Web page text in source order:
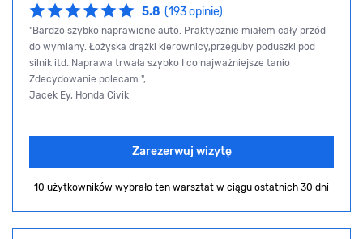
5.8 (193 opinie)
"Bardzo szybko naprawione auto. Praktycznie miałem cały przód
do wymiany. Łożyska drążki kierownicy,przeguby poduszki pod
silnik itd. Naprawa trwała szybko I co najważniejsze tanio
Zdecydowanie polecam ",
Jacek Ey, Honda Civik
Zarezerwuj wizytę
10 użytkowników wybrało ten warsztat w ciągu ostatnich 30 dni